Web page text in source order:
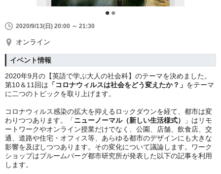
2020/9/13(日) 20:00 ～ 21:30
オンライン
イベント情報
2020年9月の【英語で学ぶ大人の社会科】のテーマを決めました。
第10＆11回は 「コロナウィルスは社会をどう変えたか？」 をテーマ
に二つのトピックを取り上げます。
コロナウィルス感染の拡大を抑えるロックダウンを経て、都市は変
わりつつあります。「ニューノーマル（新しい生活様式）
」はリモ
ートワークやオンライン授業だけでなく、公園、店舗、飲食店、交
通、道路や住宅・オフィス等、あらゆる都市のデザインにも大きな
影響を及ぼしつつあります。その変化について議論します。ワーク
ショップはブルームバーグ都市研究所が発表した以下の記事を利用
します。